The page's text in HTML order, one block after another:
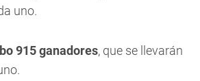
uno.
915 ganadores, que se llevarán